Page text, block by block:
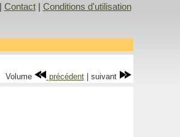
Contact| Conditions d'utilisation
Volume précédent| suivant